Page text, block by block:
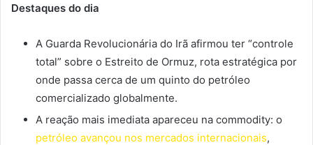
Destaques do dia
A Guarda Revolucionária do Irã afirmou ter “controle
total” sobre o Estreito de Ormuz, rota estratégica por
onde passa cerca de um quinto do petróleo
comercializado globalmente.
A reação mais imediata apareceu na commodity: o
petróleo avançou nos mercados internacionais,